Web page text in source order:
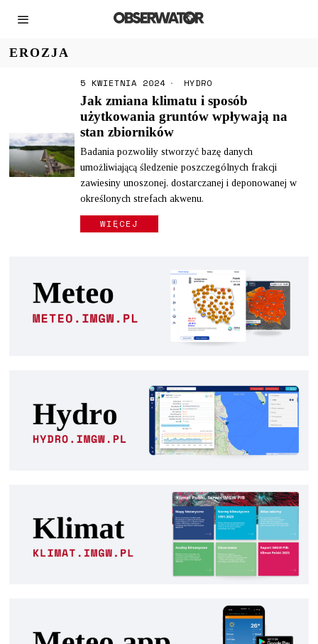
EROZJA
5 KWIETNIA 2024 HYDRO
Jak zmiana klimatu i sposób
użytkowania gruntów wpływają na
stan zbiorników
Badania pozwoliły stworzyć bazę danych
umożliwiającą śledzenie poszczególnych frakcji
zawiesiny unoszonej, dostarczanej i deponowanej w
określonych strefach akwenu.
WIĘCEJ